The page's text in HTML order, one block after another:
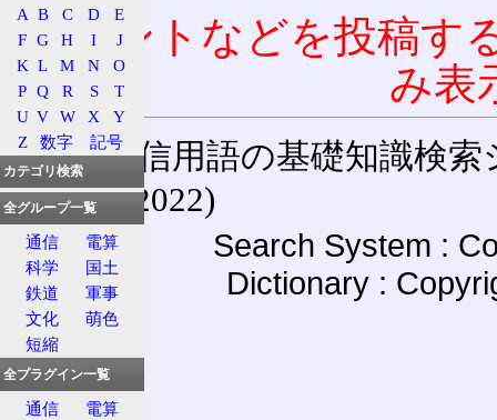
コメントなどを投稿す
み表
通信用語の基礎知識検索
(27-May-2022)
Search System :
Dictionary :
A B C D
E
F G H I
J
K L M N
O
P Q R S
T
U V W X
Y
Z
数字 記号
カテゴリ検索
全グループ一覧
通信
電算
科学
国土
鉄道
軍事
文化
萌色
短縮
全プラグイン一覧
通信
電算